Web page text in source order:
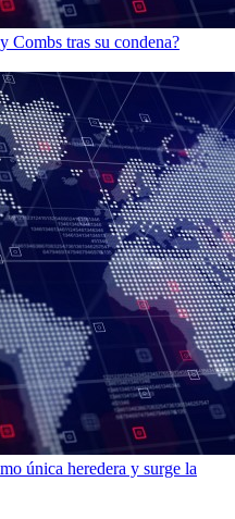
Combs tras su condena?
única heredera y surge la